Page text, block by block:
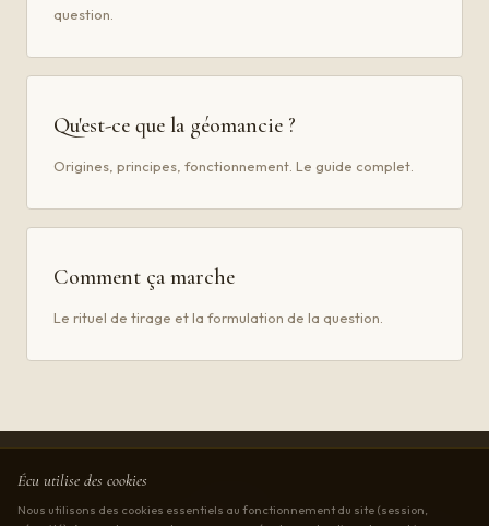
question.
Qu'est-ce que la géomancie ?
Origines, principes, fonctionnement. Le guide complet.
Comment ça marche
Le rituel de tirage et la formulation de la question.
Écu
Écu utilise des cookies
Nous utilisons des cookies essentiels au fonctionnement du site (session,